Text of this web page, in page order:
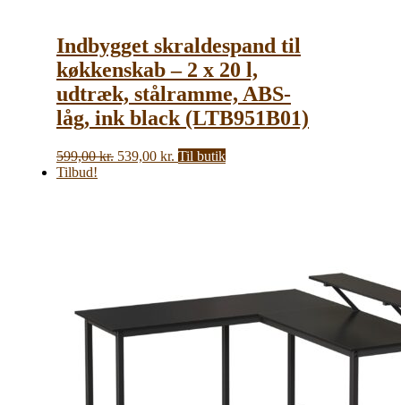
Indbygget skraldespand til
køkkenskab – 2 x 20 l,
udtræk, stålramme, ABS-
låg, ink black (LTB951B01)
599,00kr. Den
539,00 kr. Den
Til butik
Tilbud!